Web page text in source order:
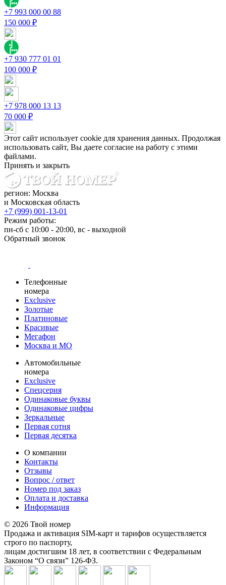
+7 993 000 00 88
150 000 ₽
+7 930 777 01 01
100 000 ₽
+7 978 000 13 13
70 000 ₽
Этот сайт использует cookie для хранения данных. Продолжая
использовать сайт, Вы даете согласие на работу с этими
файлами.
Принять и закрыть
регион: Москва
и Московская область
+7 (999) 001-13-01
Режим работы:
пн-сб с 10:00 - 20:00, вс - выходной
Обратный звонок
Телефонные
номера
Exclusive
Золотые
Платиновые
Красивые
Мегафон
Москва и МО
Автомобильные
номера
Exclusive
Спецсерия
Одинаковые буквы
Одинаковые цифры
Зеркальные
Первая сотня
Первая десятка
О компании
Контакты
Отзывы
Вопрос / ответ
Номер под заказ
Оплата и доставка
Информация
© 2026 Твой номер
Продажа и активация SIM-карт и тарифов осуществляется
строго по паспорту,
лицам достигшим 18 лет, в соответствии с Федеральным
Законом “О связи” 126-ФЗ.